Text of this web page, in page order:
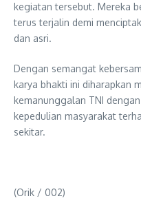
kegiatan tersebut. Mereka
terus terjalin demi
dan asri.
Dengan semangat
karya bhakti ini diharapkan
kemanunggalan TNI
kepedulian masyarakat
sekitar.
(Orik / 002)